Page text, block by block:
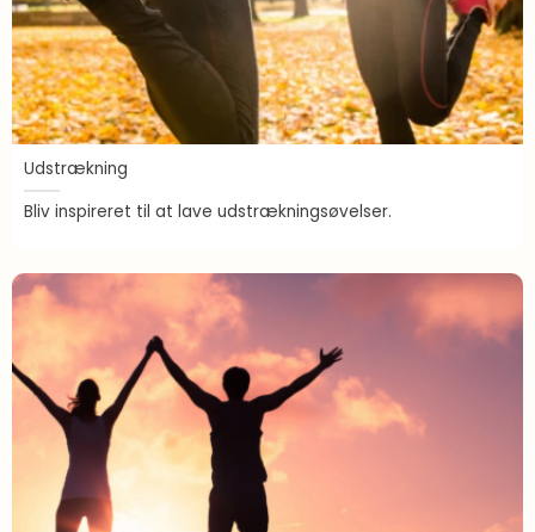
Udstrækning
Bliv inspireret til at lave udstrækningsøvelser.